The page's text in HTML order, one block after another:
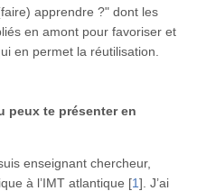
apprendre ?" dont les
en amont pour favoriser et
en permet la réutilisation.
peux te présenter en
enseignant chercheur,
à l’IMT atlantique [1] . J’ai